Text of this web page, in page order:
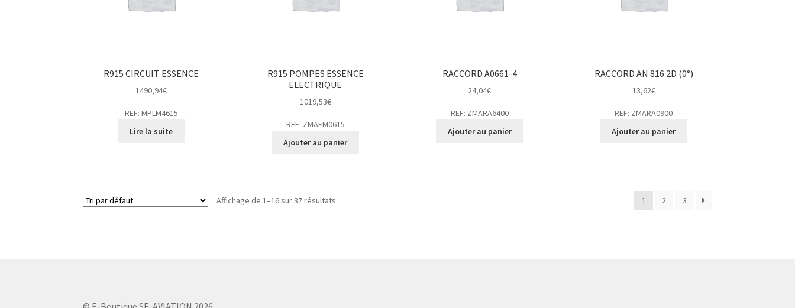
R915 CIRCUIT ESSENCE
1490,94€
REF: MPLM4615
Lire la suite
R915 POMPES ESSENCE
ELECTRIQUE
1019,53€
REF: ZMAEM0615
Ajouter au panier
RACCORD A0661-4
24,04€
REF: ZMARA6400
Ajouter au panier
RACCORD AN 816 2D (0°)
13,62€
REF: ZMARA0900
Ajouter au panier
Affichage de 1–16 sur 37 résultats 1 2 3